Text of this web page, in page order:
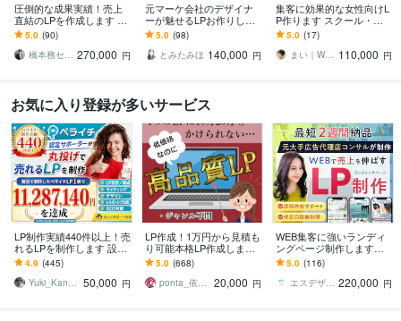
圧倒的な成果実績！売上
直結のLPを作成します Go
ogle・Meta広告で成果！
原稿ゼロから丸投げOK
5.0 (90)
橋本務セールスデザインオフィス合同会社 270,000 円
元マーケ会社のデザイナ
ーが魅せるLPお作りしま
す マーケティング視点で
反応を高めるLPを設計！
5.0 (98)
とみたみほ 140,000 円
集客に効果的な女性向けL
P作ります スクール・養
成講座系などのLPデザイ
ン実績多数！
5.0 (17)
まい｜WEBデザイナー・イラストレーター 110,000 円
お気に入り登録が多いサービス
LP制作実績440件以上！売
れるLPを制作します 設
計、構成からライティン
グ、デザインまで全て丸
投げ対応可能！
4.9 (445)
Yuki_Kanamaru 50,000 円
LP作成！1万円から見積も
り可能本格LP作成します
元広告代理店勤務、現ア
フィリエイターがLP作成
★サンプルあり
5.0 (668)
ponta_依頼多数のため返信遅れます
20,000 円
WEB集客に強いランディ
ングページ制作します
【公式PRO認定済】広告
成果を最大化するLPを制
作します
5.0 (116)
エスデザインマーケティング 220,000 円